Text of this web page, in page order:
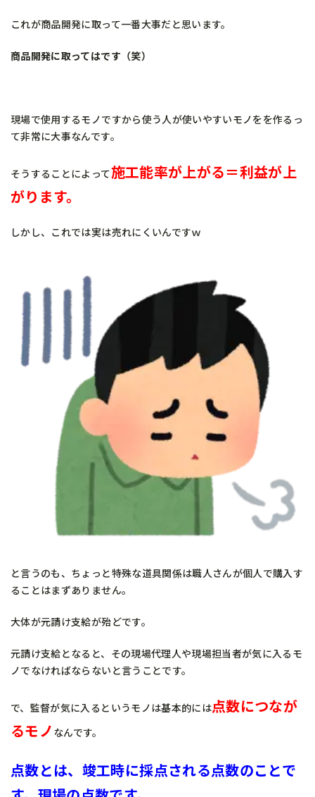
これが商品開発に取って一番大事だと思います。
商品開発に取ってはです（笑）
現場で使用するモノですから使う人が使いやすいモノをを作るっ
て非常に大事なんです。
そうすることによって施工能率が上がる＝利益が上
がります。
しかし、これでは実は売れにくいんですｗ
と言うのも、ちょっと特殊な道具関係は職人さんが個人で購入す
ることはまずありません。
大体が元請け支給が殆どです。
元請け支給となると、その現場代理人や現場担当者が気に入るモ
ノでなければならないと言うことです。
で、監督が気に入るというモノは基本的には点数につなが
るモノ なんです。
点数とは、竣工時に採点される点数のことで